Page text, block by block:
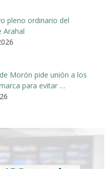
pleno ordinario del
Arahal
Morón pide unión a los
para evitar …